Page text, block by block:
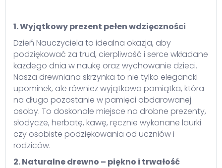
1. Wyjątkowy prezent pełen wdzięczności
Dzień Nauczyciela to idealna okazja, aby
podziękować za trud, cierpliwość i serce wkładane
każdego dnia w naukę oraz wychowanie dzieci.
Nasza drewniana skrzynka to nie tylko elegancki
upominek, ale również wyjątkowa pamiątka, która
na długo pozostanie w pamięci obdarowanej
osoby. To doskonałe miejsce na drobne prezenty,
słodycze, herbatę, kawę, ręcznie wykonane laurki
czy osobiste podziękowania od uczniów i
rodziców.
2. Naturalne drewno – piękno i trwałość